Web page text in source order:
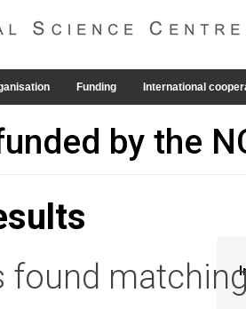
Funding International
by the
found